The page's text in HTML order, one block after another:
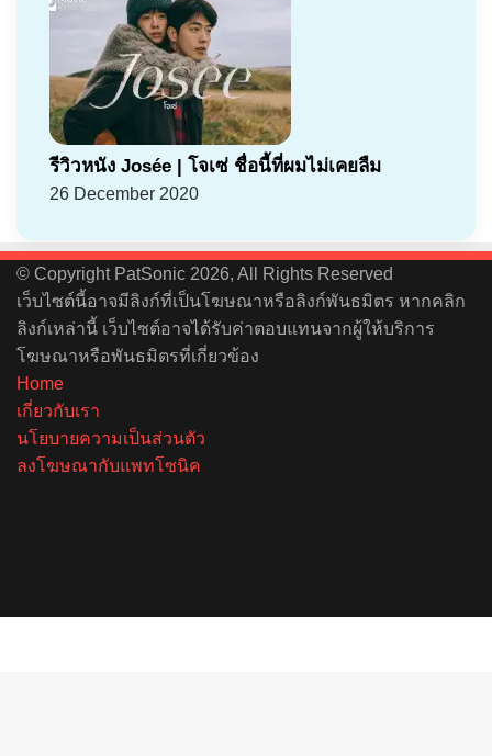
รีวิวหนัง Josée | โจเซ่ ชื่อนี้ที่ผมไม่เคยลืม
26 December 2020
© Copyright PatSonic 2026, All Rights Reserved
เว็บไซต์นี้อาจมีลิงก์ที่เป็นโฆษณาหรือลิงก์พันธมิตร หากคลิก
ลิงก์เหล่านี้ เว็บไซต์อาจได้รับค่าตอบแทนจากผู้ให้บริการ
โฆษณาหรือพันธมิตรที่เกี่ยวข้อง
Home
เกี่ยวกับเรา
นโยบายความเป็นส่วนตัว
ลงโฆษณากับแพทโซนิค